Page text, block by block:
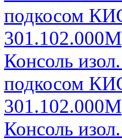
подкосом
Консоль
подкосом
Консоль